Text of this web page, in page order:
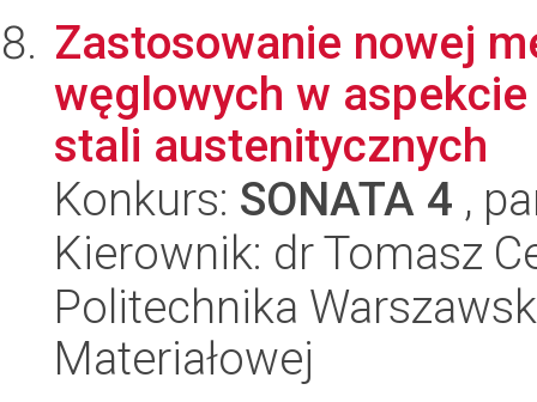
Zastosowanie nowej
węglowych w
stali austenitycznych
Konkurs: SONATA 4 ,
Kierownik: dr Tomasz
Politechnika
Materiałowej